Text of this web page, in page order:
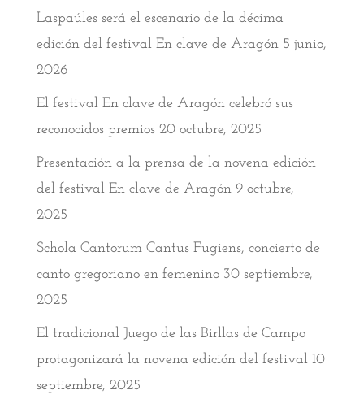
Laspaúles será el escenario de la décima
edición del festival En clave de Aragón 5 junio,
2026
El festival En clave de Aragón celebró sus
reconocidos premios 20 octubre, 2025
Presentación a la prensa de la novena edición
del festival En clave de Aragón 9 octubre,
2025
Schola Cantorum Cantus Fugiens, concierto de
canto gregoriano en femenino 30 septiembre,
2025
El tradicional Juego de las Birllas de Campo
protagonizará la novena edición del festival 10
septiembre, 2025